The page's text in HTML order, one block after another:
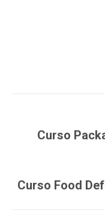
Curso
Curso Food